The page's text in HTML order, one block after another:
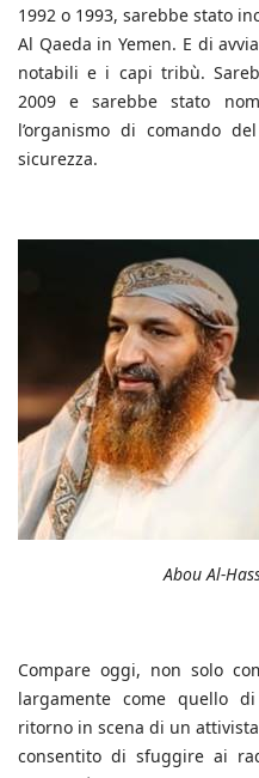
1992 o 1993, sarebbe stato
Al Qaeda in Yemen. E di
notabili e i capi tribù.
2009 e sarebbe stato
l’organismo di comando
sicurezza.
Abou Al-
Compare oggi, non solo
largamente come quello
ritorno in scena di un
consentito di sfuggire ai